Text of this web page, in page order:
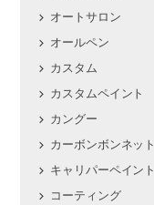
オートサロン
オールペン
カスタム
カスタムペイント
カングー
カーボンボンネット
キャリパーペイント
コーティング